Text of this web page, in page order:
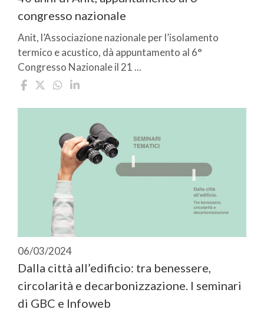
congresso nazionale
Anit, l’Associazione nazionale per l’isolamento
termico e acustico, dà appuntamento al 6°
Congresso Nazionale il 21 ...
06/03/2024
Dalla città all’edificio: tra benessere,
circolarità e decarbonizzazione. I seminari
di GBC e Infoweb